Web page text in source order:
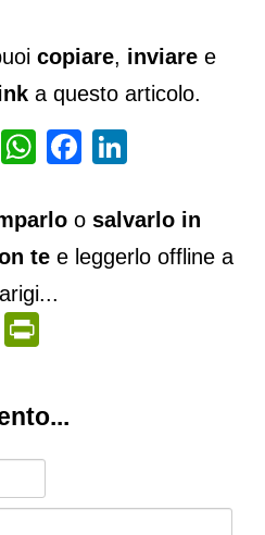
copiare, inviaree
a questo articolo.
Email WhatsAppFacebook
o salvarlo in
te e leggerlo offline a